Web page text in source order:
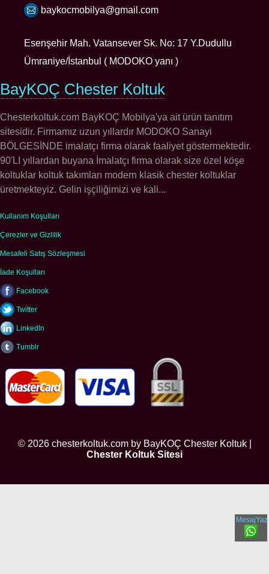
baykocmobilya@gmail.com
Esenşehir Mah. Vatansever Sk. No: 17 Y.Dudullu
Ümraniye/İstanbul ( MODOKO yanı )
BayKOÇ Chester Koltuk
Chesterkoltuk.com BayKOÇ Mobilya'ya ait ürün tanıtım
sitesidir. Firmamız uzun yıllardır MODOKO Sanayi
BÖLGESİNDE imalatçı firma olarak faaliyet göstermektedir.
90'LI yıllardan buyana İmalatçı firma olarak size özel köşe
koltuklar koltuk takımları modern klasik chester koltuklar
üretmekteyiz. Gelin işçiliğimizi ve kali...
Kullanım Koşulları
Çerezler ve Gizlilik
Mesafeli Satış Sözleşmesi
İade Koşulları
Facebook
Twitter
LinkedIn
Tumblr
© 2026 chesterkoltuk.com by BayKOÇ Chester Koltuk |
Chester Koltuk Sitesi
MesajYaz